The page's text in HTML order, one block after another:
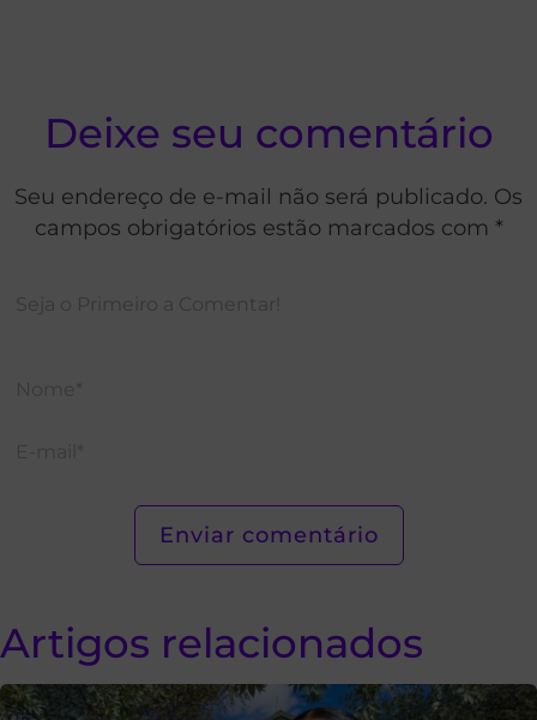
Deixe seu comentário
Seu endereço de e-mail não será publicado. Os
campos obrigatórios estão marcados com *
Artigos relacionados